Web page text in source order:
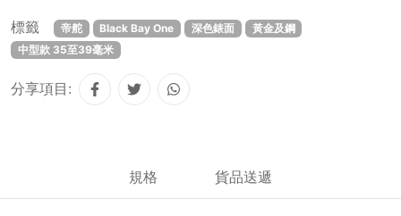
標籤 帝舵 Black Bay One 深色錶面
黃金及鋼
中型款 35至39毫米
分享項目:
規格 貨品送遞